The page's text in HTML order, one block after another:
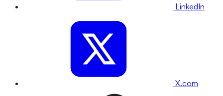
LinkedIn
X.com